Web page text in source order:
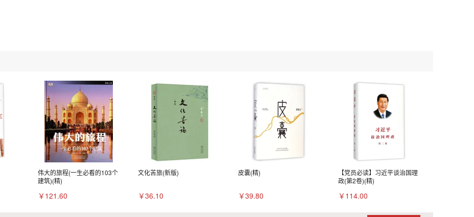
伟大的旅程(一生必看的103个
建筑)(精)
￥121.60
文化苦旅(新版)
￥36.10
皮囊(精)
￥39.80
【党员必读】习近平谈治国理
政(第2卷)(精)
￥114.00